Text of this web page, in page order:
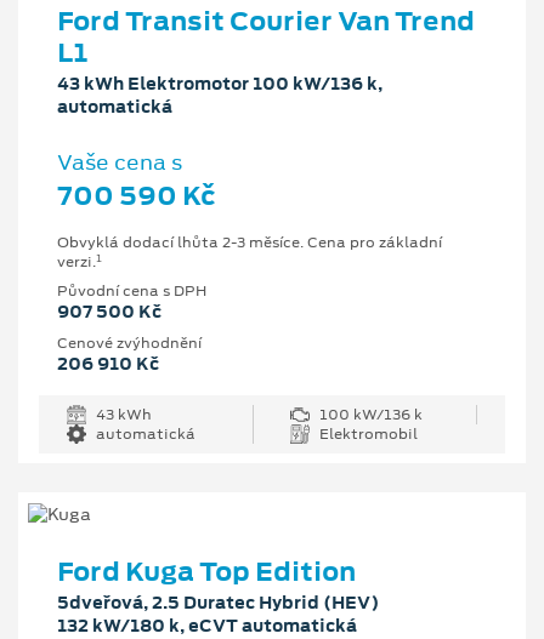
Ford Transit Courier Van Trend
L1
43 kWh Elektromotor 100 kW/136 k,
automatická
Vaše cena s
700 590 Kč
Obvyklá dodací lhůta 2-3 měsíce. Cena pro základní
verzi.1
Původní cena s DPH
907 500 Kč
Cenové zvýhodnění
206 910 Kč
43 kWh
100 kW/136 k
automatická
Elektromobil
Ford Kuga Top Edition
5dveřová, 2.5 Duratec Hybrid (HEV)
132 kW/180 k, eCVT automatická